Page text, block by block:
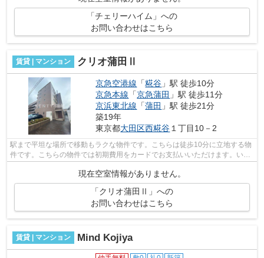
「チェリーハイム」への
お問い合わせはこちら
賃貸 | マンション クリオ蒲田Ⅱ
京急空港線 「糀谷 」駅 徒歩10分
京急本線 「京急蒲田 」駅 徒歩11分
京浜東北線 「蒲田 」駅 徒歩21分
築19年
東京都大田区西糀谷 １丁目10－2
駅まで平坦な場所で移動もラクな物件です。こちらは徒歩10分に立地する物
件です。こちらの物件では初期費用をカードでお支払いいただけます。いつ
までも綺麗な外観を外観タイル張りで...
現在空室情報がありません。
「クリオ蒲田Ⅱ」への
お問い合わせはこちら
賃貸 | マンション Mind Kojiya